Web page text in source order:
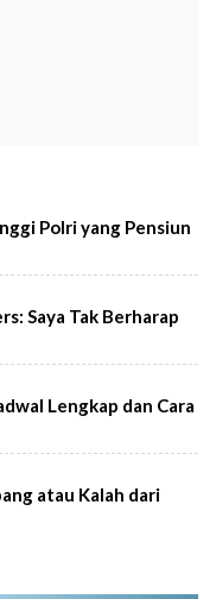
Polri yang Pensiun
Saya Tak Berharap
Lengkap dan Cara
atau Kalah dari